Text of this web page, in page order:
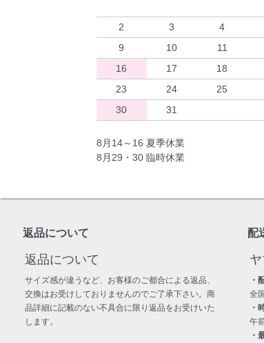
2
3 4
9
10 11
16
17 18
23
24 25
30
31
8月14～16 夏季休業
8月29・30 臨時休業
返品について
返品について
サイズ感が違うなど、お客様のご都合による返品、
交換はお受けしておりませんのでご了承下さい。商
品詳細に記載のない不具合に限り返品をお受けいた
します。
配
・
全
・
午
・